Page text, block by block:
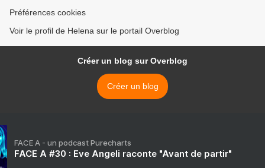
Préférences cookies
Voir le profil de Helena sur le portail Overblog
Créer un blog sur Overblog
Créer un blog
FACE A - un podcast Purecharts
FACE A #30 : Eve Angeli raconte "Avant de partir"